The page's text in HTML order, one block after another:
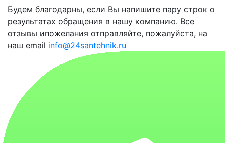
Будем благодарны, если Вы напишите пару строк о
результатах обращения в нашу компанию. Все
отзывы ипожелания отправляйте, пожалуйста, на
наш email info@24santehnik.ru